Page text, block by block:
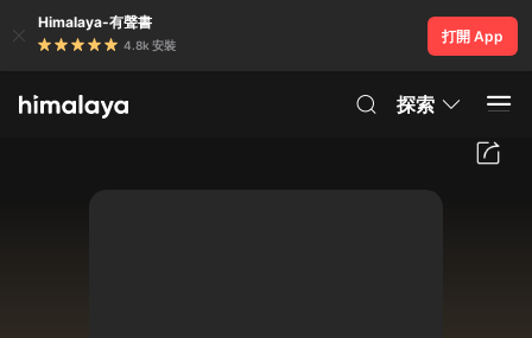
Himalaya-有聲書
4.8k 安裝
打開 App
探索